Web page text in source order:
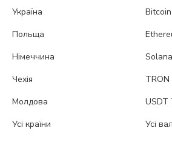
Україна
Польща
Німеччина
Чехія
Молдова
Усі країни
Bitcoin
Solana
TRON
USDT
Усі